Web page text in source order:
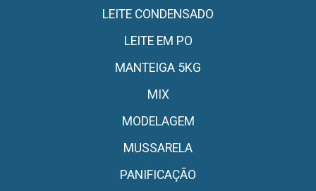
LEITE CONDENSADO
LEITE EM PO
MANTEIGA 5KG
MIX
MODELAGEM
MUSSARELA
PANIFICAÇÃO